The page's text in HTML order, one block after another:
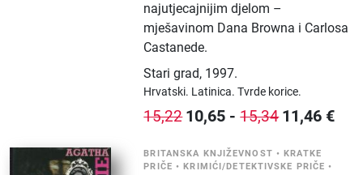
najutjecajnijim djelom –
mješavinom Dana Browna i Carlosa
Castanede.
Stari grad, 1997.
Hrvatski. Latinica.Tvrde korice.
15,22 10,65 -15,34 11,46 €
BRITANSKA KNJIŽEVNOST •KRATKE
PRIČE •KRIMIĆI/DETEKTIVSKE PRIČE •